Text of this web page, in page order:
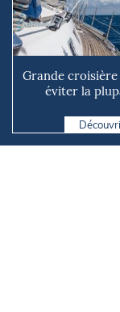
Grande
éviter la